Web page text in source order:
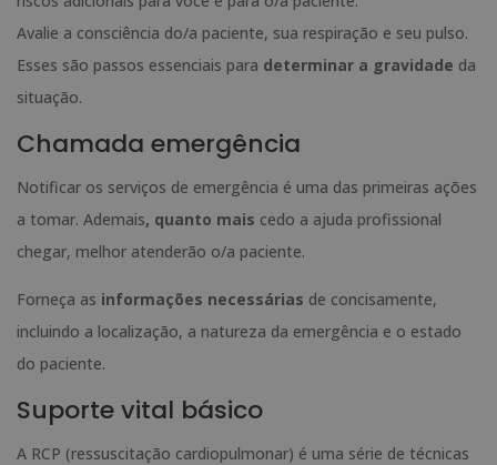
Avalie a consciência do/a paciente, sua respiração e seu pulso.
Esses são passos essenciais para determinar a gravidade da
situação.
Chamada emergência
Notificar os serviços de emergência é uma das primeiras ações
a tomar. Ademais, quanto mais cedo a ajuda profissional
chegar, melhor atenderão o/a paciente.
Forneça as informações necessárias de concisamente,
incluindo a localização, a natureza da emergência e o estado
do paciente.
Suporte vital básico
A RCP (ressuscitação cardiopulmonar) é uma série de técnicas